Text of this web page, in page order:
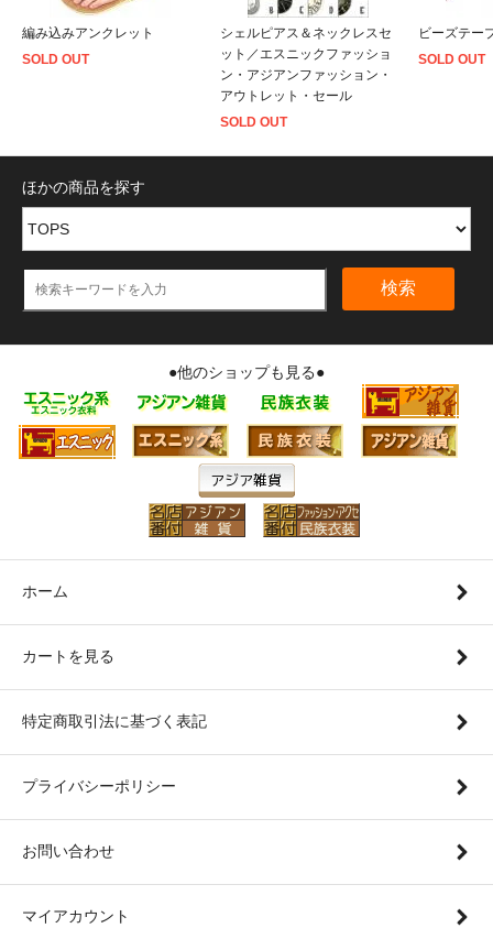
編み込みアンクレット
SOLD OUT
シェルピアス＆ネックレスセ
ット／エスニックファッショ
ン・アジアンファッション・
アウトレット・セール
SOLD OUT
ビーズテー
SOLD OUT
ほかの商品を探す
検索
●他のショップも見る●
ホーム
カートを見る
特定商取引法に基づく表記
プライバシーポリシー
お問い合わせ
マイアカウント